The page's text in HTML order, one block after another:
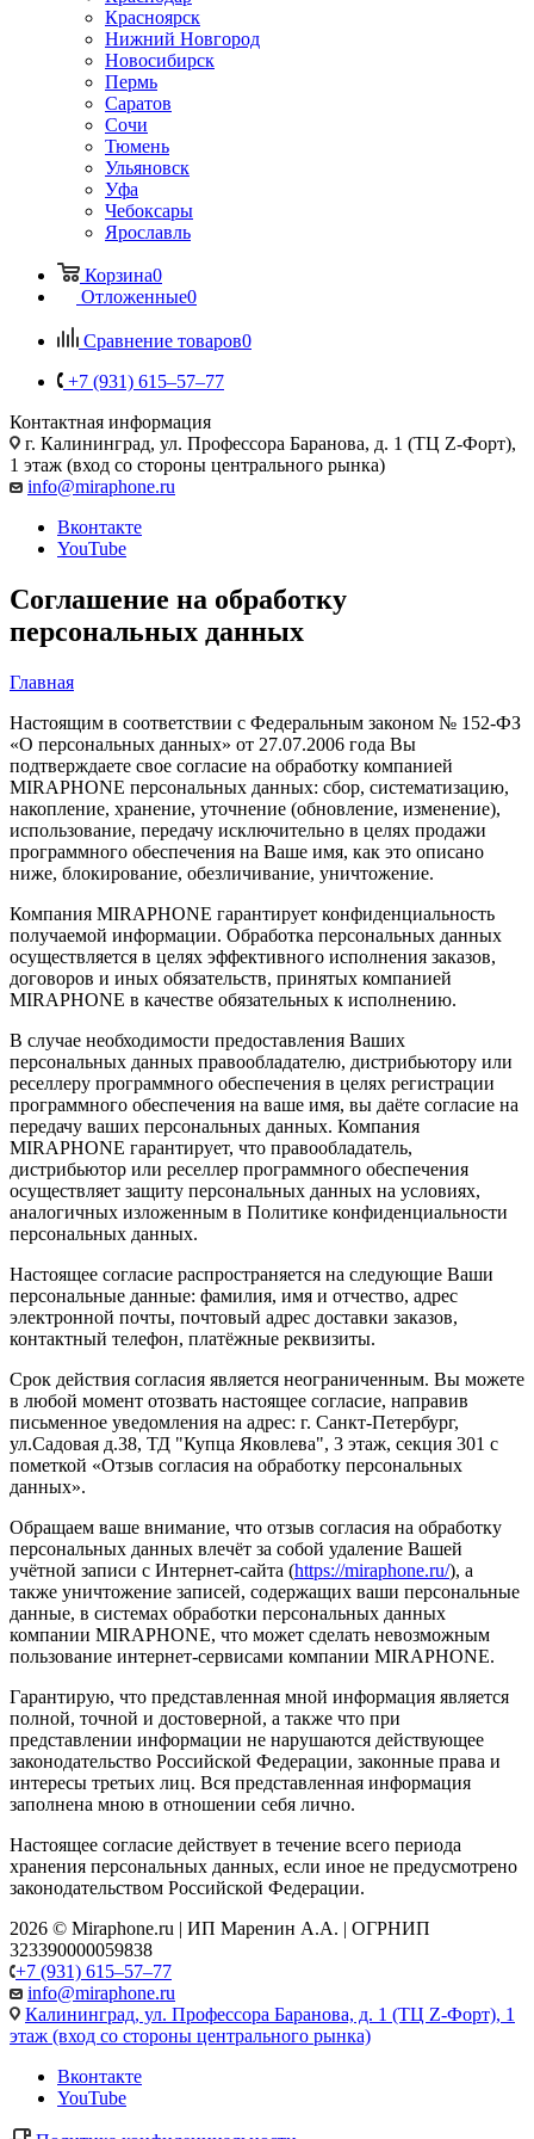
Красноярск
Нижний Новгород
Новосибирск
Пермь
Саратов
Сочи
Тюмень
Ульяновск
Уфа
Чебоксары
Ярославль
Корзина0
Отложенные0
Сравнение товаров0
+7 (931) 615‒57‒77
Контактная информация
г. Калининград, ул. Профессора Баранова, д. 1 (ТЦ Z-Форт),
1 этаж (вход со стороны центрального рынка)
info@miraphone.ru
Вконтакте
YouTube
Соглашение на обработку
персональных данных
Главная
Настоящим в соответствии с Федеральным законом № 152-ФЗ
«О персональных данных» от 27.07.2006 года Вы
подтверждаете свое согласие на обработку компанией
MIRAPHONE персональных данных: сбор, систематизацию,
накопление, хранение, уточнение (обновление, изменение),
использование, передачу исключительно в целях продажи
программного обеспечения на Ваше имя, как это описано
ниже, блокирование, обезличивание, уничтожение.
Компания MIRAPHONE гарантирует конфиденциальность
получаемой информации. Обработка персональных данных
осуществляется в целях эффективного исполнения заказов,
договоров и иных обязательств, принятых компанией
MIRAPHONE в качестве обязательных к исполнению.
В случае необходимости предоставления Ваших
персональных данных правообладателю, дистрибьютору или
реселлеру программного обеспечения в целях регистрации
программного обеспечения на ваше имя, вы даёте согласие на
передачу ваших персональных данных. Компания
MIRAPHONE гарантирует, что правообладатель,
дистрибьютор или реселлер программного обеспечения
осуществляет защиту персональных данных на условиях,
аналогичных изложенным в Политике конфиденциальности
персональных данных.
Настоящее согласие распространяется на следующие Ваши
персональные данные: фамилия, имя и отчество, адрес
электронной почты, почтовый адрес доставки заказов,
контактный телефон, платёжные реквизиты.
Срок действия согласия является неограниченным. Вы можете
в любой момент отозвать настоящее согласие, направив
письменное уведомления на адрес: г. Санкт-Петербург,
ул.Садовая д.38, ТД "Купца Яковлева", 3 этаж, секция 301 с
пометкой «Отзыв согласия на обработку персональных
данных».
Обращаем ваше внимание, что отзыв согласия на обработку
персональных данных влечёт за собой удаление Вашей
учётной записи с Интернет-сайта (https://miraphone.ru/), а
также уничтожение записей, содержащих ваши персональные
данные, в системах обработки персональных данных
компании MIRAPHONE, что может сделать невозможным
пользование интернет-сервисами компании MIRAPHONE.
Гарантирую, что представленная мной информация является
полной, точной и достоверной, а также что при
представлении информации не нарушаются действующее
законодательство Российской Федерации, законные права и
интересы третьих лиц. Вся представленная информация
заполнена мною в отношении себя лично.
Настоящее согласие действует в течение всего периода
хранения персональных данных, если иное не предусмотрено
законодательством Российской Федерации.
2026 © Miraphone.ru | ИП Маренин А.А. | ОГРНИП
323390000059838
+7 (931) 615‒57‒77
info@miraphone.ru
Калининград, ул. Профессора Баранова, д. 1 (ТЦ Z-Форт), 1
этаж (вход со стороны центрального рынка)
Вконтакте
YouTube